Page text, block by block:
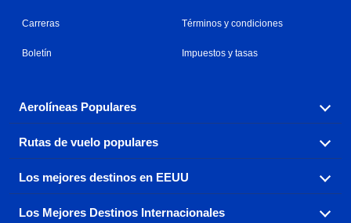
Carreras
Boletín
Términos y condiciones
Impuestos y tasas
Aerolíneas Populares
Explora nuestras opciones de tarifas aéreas baratas por
aerolínea, con más de 500 opciones para elegir.
Aeromexico
Air France Alaska Airlines
Rutas de vuelo populares
Reserva una de nuestras rutas de vuelo más populares
con tres sencillos clics.
Los mejores destinos en EEUU
Encuentra boletos de avión baratos a destinos
Los Mejores Destinos Internacionales